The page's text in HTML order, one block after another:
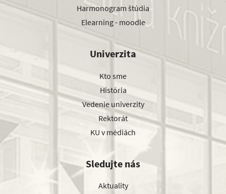
Harmonogram štúdia
Elearning - moodle
Univerzita
Kto sme
História
Vedenie univerzity
Rektorát
KU v médiách
Sledujte nás
Aktuality